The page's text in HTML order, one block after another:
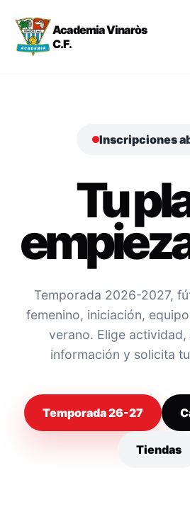
Academia Vinaròs
C.F.
Inscripciones
Tu
Temporada 2026-2027,
femenino, iniciación,
verano. Elige
información y solicita
Temporada 26-27
Tiendas